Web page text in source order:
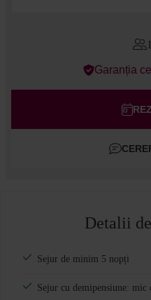
1
Copii
Garanția
Detalii
Sejur de minim 5 nopți
Sejur cu demipensiune: mic